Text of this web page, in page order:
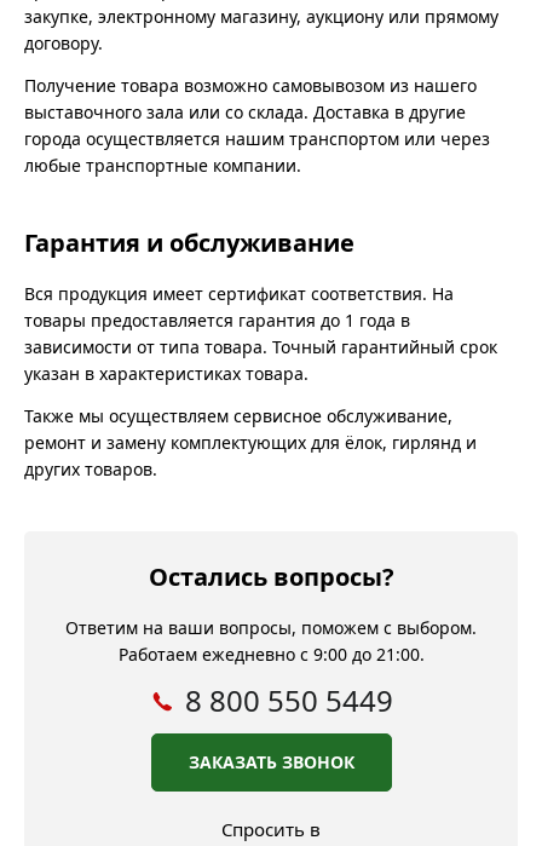
закупке, электронному магазину, аукциону или прямому
договору.
Получение товара возможно самовывозом из нашего
выставочного зала или со склада. Доставка в другие
города осуществляется нашим транспортом или через
любые транспортные компании.
Гарантия и обслуживание
Вся продукция имеет сертификат соответствия. На
товары предоставляется гарантия до 1 года в
зависимости от типа товара. Точный гарантийный срок
указан в характеристиках товара.
Также мы осуществляем сервисное обслуживание,
ремонт и замену комплектующих для ёлок, гирлянд и
других товаров.
Остались вопросы?
Ответим на ваши вопросы, поможем с выбором.
Работаем ежедневно с 9:00 до 21:00.
8 800 550 5449
ЗАКАЗАТЬ ЗВОНОК
Спросить в